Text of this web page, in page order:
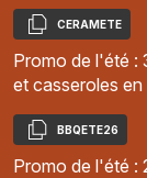
Copier
CERAMETE
Promo de l'été :
et casseroles
Copier
BBQETE26
Promo de l'été :